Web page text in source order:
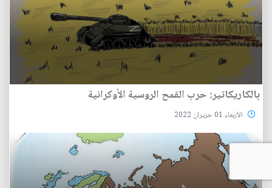
بالكاريكاتير: حرب القمح الروسية الأوكرانية
الأربعاء 01 حزيران 2022